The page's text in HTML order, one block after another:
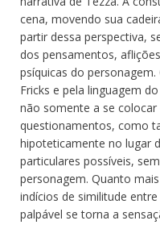
cena, movendo sua
partir dessa perspectiva,
dos pensamentos,
psíquicas do
Fricks e pela linguagem
não somente a se
questionamentos, como
hipoteticamente no lugar
particulares possíveis,
personagem. Quanto
indícios de similitude
palpável se torna a